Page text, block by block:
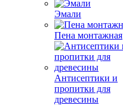
Эмали
Пена монтажная
Антисептики и
пропитки для
древесины